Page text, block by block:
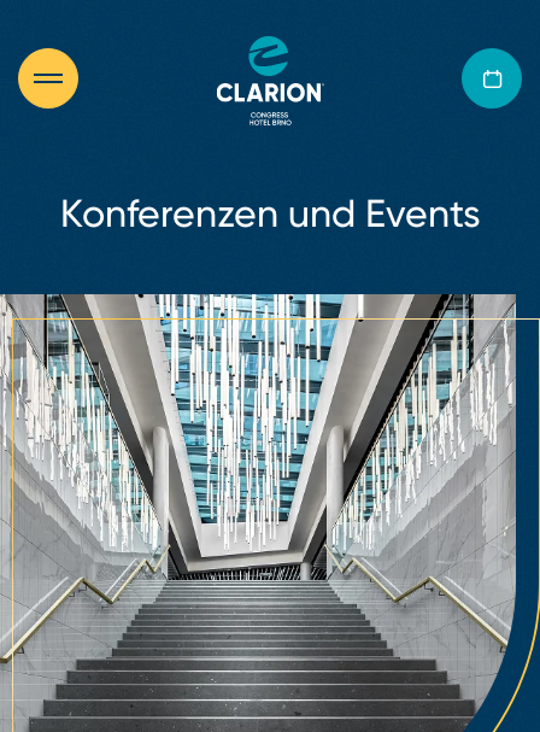
Konferenzen und Events